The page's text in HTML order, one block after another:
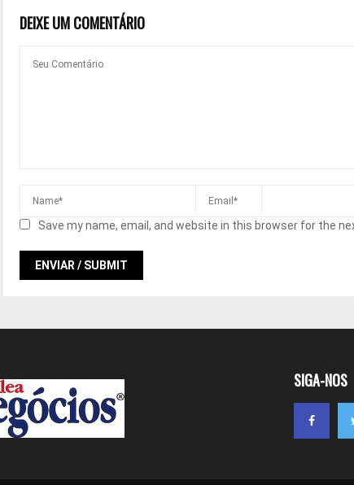
DEIXE UM COMENTÁRIO
Save my name, email, and website in this browser for the
SIGA-NOS